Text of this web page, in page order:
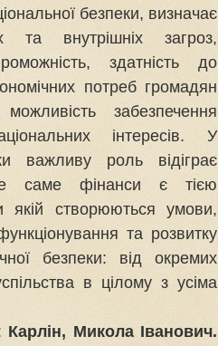
безпеки, визначає
та внутрішніх загроз,
здатність до
потреб громадян
забезпечення
інтересів. У
важливу роль відіграє
саме фінанси є тією
якій створюються умови,
та розвитку
безпеки: від окремих
в цілому з усіма
Карлін, Микола Іванович.